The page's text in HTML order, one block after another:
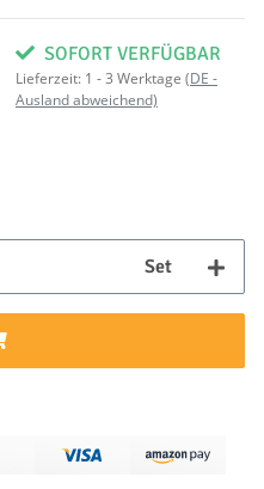
SOFORT VERFÜGBAR
Lieferzeit: 1 - 3 Werktage (DE -
Ausland abweichend)
Set